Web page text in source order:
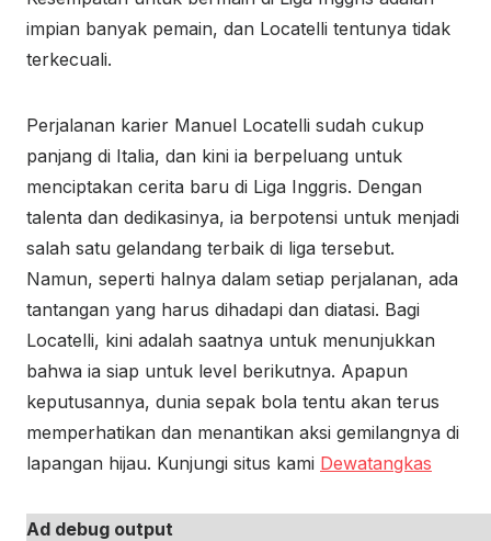
impian banyak pemain, dan Locatelli tentunya tidak
terkecuali.
Perjalanan karier Manuel Locatelli sudah cukup
panjang di Italia, dan kini ia berpeluang untuk
menciptakan cerita baru di Liga Inggris. Dengan
talenta dan dedikasinya, ia berpotensi untuk menjadi
salah satu gelandang terbaik di liga tersebut.
Namun, seperti halnya dalam setiap perjalanan, ada
tantangan yang harus dihadapi dan diatasi. Bagi
Locatelli, kini adalah saatnya untuk menunjukkan
bahwa ia siap untuk level berikutnya. Apapun
keputusannya, dunia sepak bola tentu akan terus
memperhatikan dan menantikan aksi gemilangnya di
lapangan hijau. Kunjungi situs kami Dewatangkas
Ad debug output